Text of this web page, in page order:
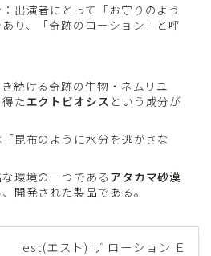
：出演者にとって「お守りのよう
り、「奇跡のローション」と呼
き続ける奇跡の生物・ネムリユ
た エクトビオシス という成分が
昆布のように水分を逃がさな
環境の一つである アタカマ砂漠
開発された製品である。
est(エスト) ザ ローション Ｅ